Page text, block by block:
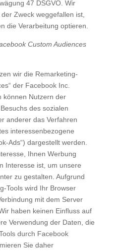
47 DSGVO. Wir
Zweck weggefallen ist,
die Verarbeitung optieren.
Custom Audiences
wir die Remarketing-
der Facebook Inc.
können Nutzern der
des sozialen
anderer das Verfahren
interessenbezogene
Ads“) dargestellt werden.
Ihnen Werbung
Interesse ist, um unsere
zu gestalten. Aufgrund
Tools wird Ihr Browser
mit dem Server
haben keinen Einfluss auf
Verwendung der Daten, die
durch Facebook
Sie daher